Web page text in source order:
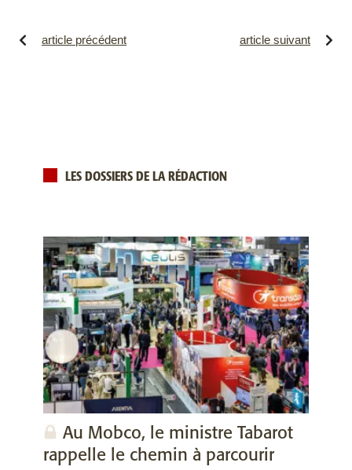
article précédent article suivant
LES DOSSIERS DE LA RÉDACTION
Au Mobco, le ministre Tabarot
rappelle le chemin à parcourir